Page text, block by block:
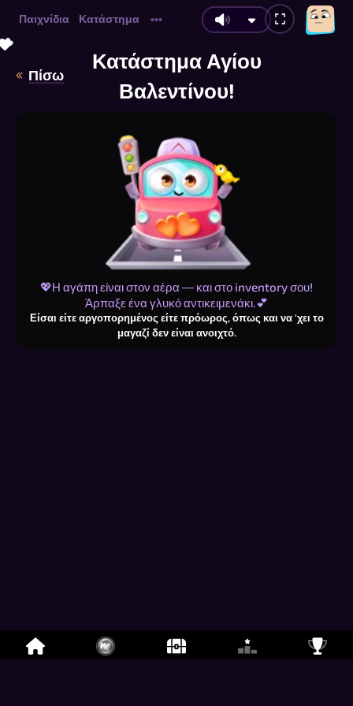
Παιχνίδια Κατάστημα •••
💖
💖
💝
💝
💖
💗
💝
💗
💝
💗
💝
💝
💝
💖
💗
💝
💝
💝
💖
💗
Πίσω
Κατάστημα Αγίου
Βαλεντίνου!
💖Η αγάπη είναι στον αέρα — και στο inventory σου!
Άρπαξε ένα γλυκό αντικειμενάκι.💕
Είσαι είτε αργοπορημένος είτε πρόωρος, όπως και να 'χει το
μαγαζί δεν είναι ανοιχτό.